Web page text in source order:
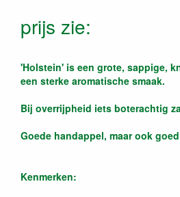
prijs zie:
'Holstein' is een grote, sappige,
een sterke aromatische smaak.
Bij overrijpheid iets boterachtig
Goede handappel, maar ook
Kenmerken: